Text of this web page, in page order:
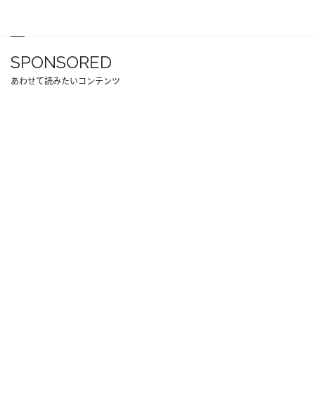
SPONSORED
あわせて読みたいコンテンツ